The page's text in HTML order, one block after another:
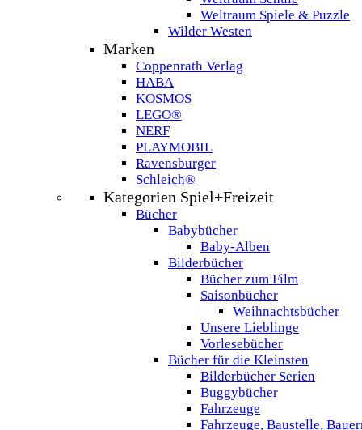
Weltraum Spiele & Puzzle
Wilder Westen
Marken
Coppenrath Verlag
HABA
KOSMOS
LEGO®
NERF
PLAYMOBIL
Ravensburger
Schleich®
Kategorien Spiel+Freizeit
Bücher
Babybücher
Baby-Alben
Bilderbücher
Bücher zum Film
Saisonbücher
Weihnachtsbücher
Unsere Lieblinge
Vorlesebücher
Bücher für die Kleinsten
Bilderbücher Serien
Buggybücher
Fahrzeuge
Fahrzeuge, Baustelle,